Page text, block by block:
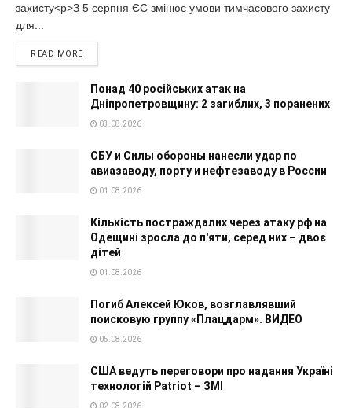
захисту<p>З 5 серпня ЄС змінює умови тимчасового захисту
для...
READ MORE
Понад 40 російських атак на
Дніпропетровщину: 2 загиблих, 3 поранених
03.08.2026
СБУ и Силы обороны нанесли удар по
авиазаводу, порту и нефтезаводу в России
01.08.2026
Кількість постраждалих через атаку рф на
Одещині зросла до п'яти, серед них – двоє
дітей
01.08.2026
Погиб Алексей Юков, возглавлявший
поисковую группу «Плацдарм». ВИДЕО
05.08.2026
США ведуть переговори про надання Україні
технологій Patriot – ЗМІ
02.08.2026